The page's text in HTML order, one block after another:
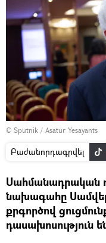
© Sputnik / Asatur Yesayants
Բաժանորդագրվել
Սահմանադրական
նախագահը
քրգործով
դասախոսություն